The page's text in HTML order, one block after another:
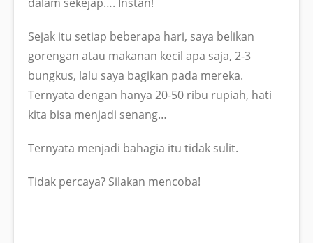
Sejak itu setiap beberapa hari, saya belikan
gorengan atau makanan kecil apa saja, 2-3
bungkus, lalu saya bagikan pada mereka.
Ternyata dengan hanya 20-50 ribu rupiah, hati
kita bisa menjadi senang…
Ternyata menjadi bahagia itu tidak sulit.
Tidak percaya? Silakan mencoba!